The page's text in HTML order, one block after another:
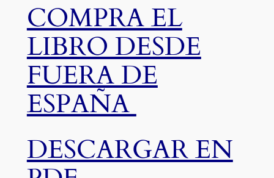
COMPRA EL
LIBRO DESDE
FUERA DE
ESPAÑA
DESCARGAR EN